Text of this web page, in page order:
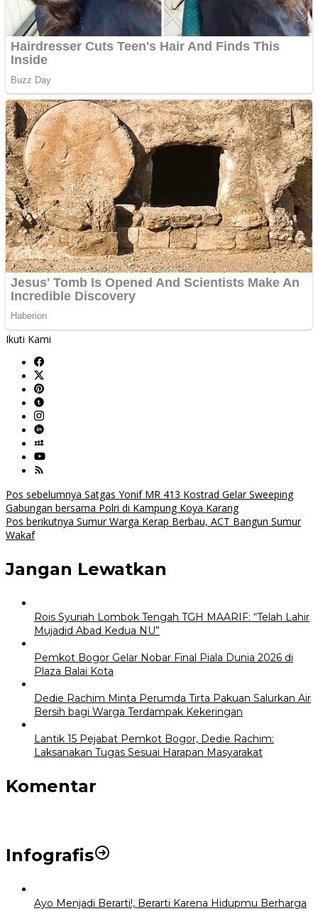
Ikuti Kami
Navigasi
pos
Pos sebelumnya Satgas Yonif MR 413 Kostrad Gelar Sweeping
Gabungan bersama Polri di Kampung Koya Karang
Pos berikutnya Sumur Warga Kerap Berbau, ACT Bangun Sumur
Wakaf
Jangan Lewatkan
Rois Syuriah Lombok Tengah TGH MAARIF: “Telah Lahir
Mujadid Abad Kedua NU”
Pemkot Bogor Gelar Nobar Final Piala Dunia 2026 di
Plaza Balai Kota
Dedie Rachim Minta Perumda Tirta Pakuan Salurkan Air
Bersih bagi Warga Terdampak Kekeringan
Lantik 15 Pejabat Pemkot Bogor, Dedie Rachim:
Laksanakan Tugas Sesuai Harapan Masyarakat
Komentar
Infografis
Ayo Menjadi Berarti!, Berarti Karena Hidupmu Berharga